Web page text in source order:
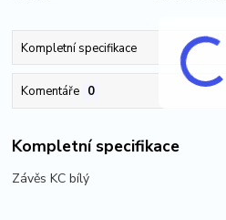
Kompletní specifikace
Komentáře 0
Kompletní specifikace
Závěs KC bílý